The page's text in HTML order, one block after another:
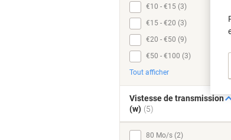
€10 - €15 (3)
€15 - €20 (3)
€20 - €50 (9)
€50 - €100 (3)
Tout afficher
Vistesse de transmission
(w) (5)
80 Mo/s (2)